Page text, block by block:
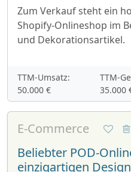
Zum Verkauf steht ein
Shopify-Onlineshop im
und Dekorationsartikel.
TTM-Umsatz:
50.000 €
TTM-
35.000
E-Commerce
Beliebter POD-
einzigartigen